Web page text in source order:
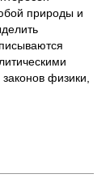
природы и
физики,